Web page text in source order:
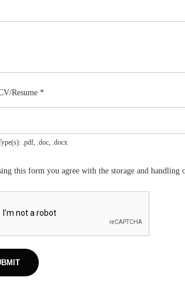
Resume *
.pdf, .doc, .docx
this form you agree with the storage and handling